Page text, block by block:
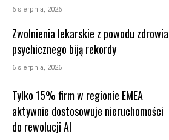
6 sierpnia, 2026
Zwolnienia lekarskie z powodu zdrowia
psychicznego biją rekordy
6 sierpnia, 2026
Tylko 15% firm w regionie EMEA
aktywnie dostosowuje nieruchomości
do rewolucji AI